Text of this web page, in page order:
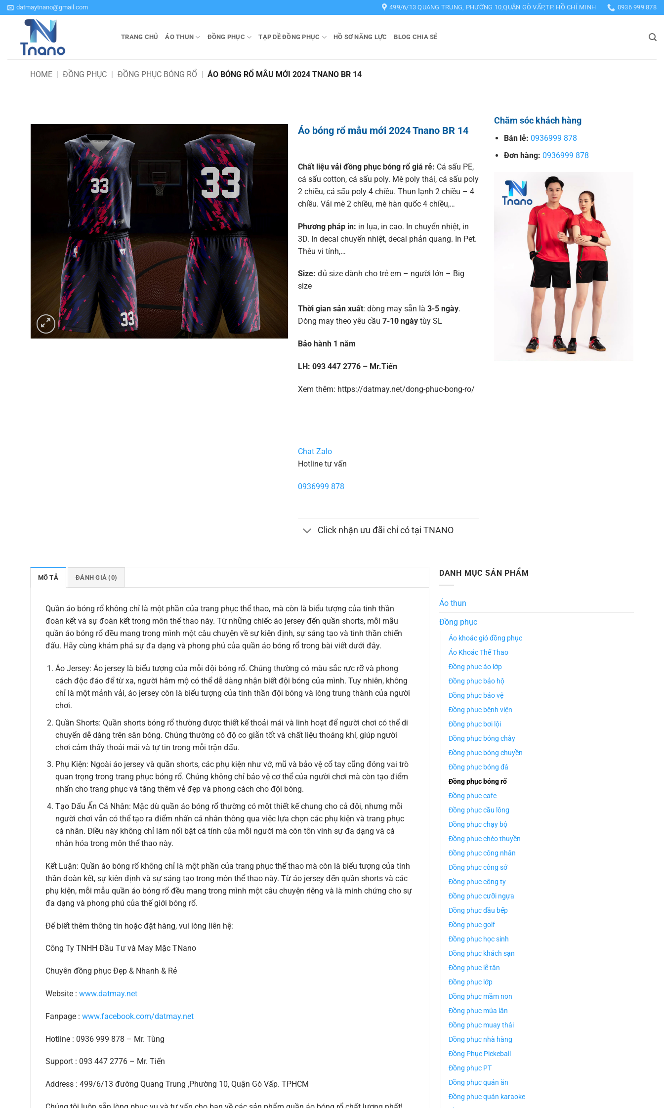
Bỏ
qua
datmaytnano@gmail.com 499/6/13 QUANG TRUNG, PHƯỜNG 10,QUẬN GÒ VẤP,TP. HỒ CHÍ MINH 0936 999 878
TRANG CHỦ ÁO THUN ĐỒNG PHỤC TẠP DỀ ĐỒNG PHỤC HỒ SƠ NĂNG LỰC BLOG CHIA SẺ
HOME | ĐỒNG PHỤC | ĐỒNG PHỤC BÓNG RỔ | ÁO BÓNG RỔ MẪU MỚI 2024 TNANO BR 14
Áo bóng rổ mẫu mới 2024 Tnano BR 14
Chất liệu vải đồng phục bóng rổ giá rẻ: Cá sấu PE,
cá sấu cotton, cá sấu poly. Mè poly thái, cá sấu poly
2 chiều, cá sấu poly 4 chiều. Thun lạnh 2 chiều – 4
chiều. Vải mè 2 chiều, mè hàn quốc 4 chiều,…
Phương pháp in: in lụa, in cao. In chuyển nhiệt, in
3D. In decal chuyển nhiệt, decal phản quang. In Pet.
Thêu vi tính,…
Size: đủ size dành cho trẻ em – người lớn – Big
size
Thời gian sản xuất: dòng may sẵn là 3-5 ngày.
Dòng may theo yêu cầu 7-10 ngàytùy SL
Bảo hành 1 năm
LH: 093 447 2776 – Mr.Tiến
Xem thêm: https://datmay.net/dong-phuc-bong-ro/
Chat Zalo
Hotline tư vấn
0936999 878
Click nhận ưu đãi chỉ có tại TNANO
Chăm sóc khách hàng
Bán lẻ: 0936999 878
Đơn hàng: 0936999 878
MÔ TẢ ĐÁNH GIÁ (0)
Quần áo bóng rổ không chỉ là một phần của trang phục thể thao, mà còn là biểu tượng của tinh thần
đoàn kết và sự đoàn kết trong môn thể thao này. Từ những chiếc áo jersey đến quần shorts, mỗi mẫu
quần áo bóng rổ đều mang trong mình một câu chuyện về sự kiên định, sự sáng tạo và tinh thần chiến
đấu. Hãy cùng khám phá sự đa dạng và phong phú của quần áo bóng rổ trong bài viết dưới đây.
Áo Jersey: Áo jersey là biểu tượng của mỗi đội bóng rổ. Chúng thường có màu sắc rực rỡ và phong
cách độc đáo để từ xa, người hâm mộ có thể dễ dàng nhận biết đội bóng của mình. Tuy nhiên, không
chỉ là một mảnh vải, áo jersey còn là biểu tượng của tinh thần đội bóng và lòng trung thành của người
chơi.
Quần Shorts: Quần shorts bóng rổ thường được thiết kế thoải mái và linh hoạt để người chơi có thể di
chuyển dễ dàng trên sân bóng. Chúng thường có độ co giãn tốt và chất liệu thoáng khí, giúp người
chơi cảm thấy thoải mái và tự tin trong mỗi trận đấu.
Phụ Kiện: Ngoài áo jersey và quần shorts, các phụ kiện như vớ, mũ và bảo vệ cổ tay cũng đóng vai trò
quan trọng trong trang phục bóng rổ. Chúng không chỉ bảo vệ cơ thể của người chơi mà còn tạo điểm
nhấn cho trang phục và tăng thêm vẻ đẹp và phong cách cho đội bóng.
Tạo Dấu Ấn Cá Nhân: Mặc dù quần áo bóng rổ thường có một thiết kế chung cho cả đội, nhưng mỗi
người chơi vẫn có thể tạo ra điểm nhấn cá nhân thông qua việc lựa chọn các phụ kiện và trang phục
cá nhân. Điều này không chỉ làm nổi bật cá tính của mỗi người mà còn tôn vinh sự đa dạng và cá
nhân hóa trong môn thể thao này.
Kết Luận: Quần áo bóng rổ không chỉ là một phần của trang phục thể thao mà còn là biểu tượng của tinh
thần đoàn kết, sự kiên định và sự sáng tạo trong môn thể thao này. Từ áo jersey đến quần shorts và các
phụ kiện, mỗi mẫu quần áo bóng rổ đều mang trong mình một câu chuyện riêng và là minh chứng cho sự
đa dạng và phong phú của thế giới bóng rổ.
Để biết thêm thông tin hoặc đặt hàng, vui lòng liên hệ:
Công Ty TNHH Đầu Tư và May Mặc TNano
Chuyên đồng phục Đẹp & Nhanh & Rẻ
Website : www.datmay.net
Fanpage : www.facebook.com/datmay.net
Hotline : 0936 999 878 – Mr. Tùng
Support : 093 447 2776 – Mr. Tiến
Address : 499/6/13 đường Quang Trung ,Phường 10, Quận Gò Vấp. TPHCM
DANH MỤC SẢN PHẨM
Áo thun
Đồng phục
Áo khoác gió đồng phục
Áo Khoác Thể Thao
Đồng phục áo lớp
Đồng phục bảo hộ
Đồng phục bảo vệ
Đồng phục bệnh viện
Đồng phục bơi lội
Đồng phục bóng chày
Đồng phục bóng chuyền
Đồng phục bóng đá
Đồng phục bóng rổ
Đồng phục cafe
Đồng phục cầu lông
Đồng phục chạy bộ
Đồng phục chèo thuyền
Đồng phục công nhân
Đồng phục công sở
Đồng phục công ty
Đồng phục cưỡi ngựa
Đồng phục đầu bếp
Đồng phục golf
Đồng phục học sinh
Đồng phục khách sạn
Đồng phục lễ tân
Đồng phục lớp
Đồng phục mầm non
Đồng phục múa lân
Đồng phục muay thái
Đồng phục nhà hàng
Đồng Phục Pickeball
Đồng phục PT
Đồng phục quán ăn
Đồng phục quán karaoke